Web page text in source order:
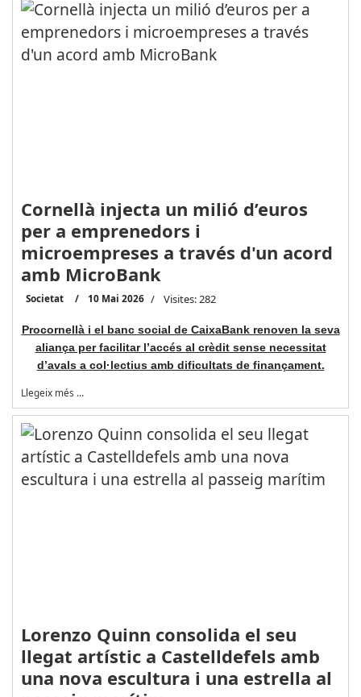
Cornellà injecta un milió d’euros
per a emprenedors i
microempreses a través d'un acord
amb MicroBank
Societat 10 Mai 2026 Visites: 282
Procornellà i el banc social de CaixaBank renoven la seva
aliança per facilitar l’accés al crèdit sense necessitat
d’avals a col·lectius amb dificultats de finançament.
Llegeix més …
Lorenzo Quinn consolida el seu
llegat artístic a Castelldefels amb
una nova escultura i una estrella al